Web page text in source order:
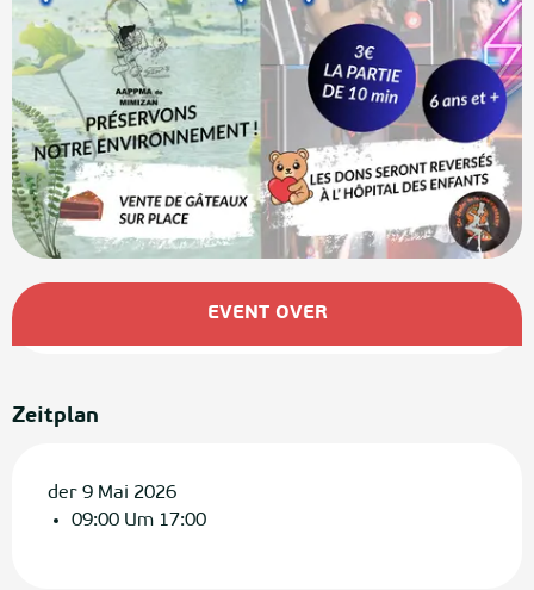
Öffnungszeiten & Kontaktdaten
EVENT OVER
Zeitplan
der 9 Mai 2026
09:00 Um 17:00